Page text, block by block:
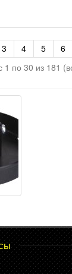
3 4 5 6
1 по 30 из 181